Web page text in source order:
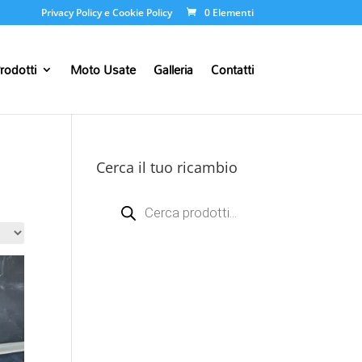
Privacy Policy e Cookie Policy 0 Elementi
Moto Usate Galleria Contatti
Cerca il tuo ricambio
search